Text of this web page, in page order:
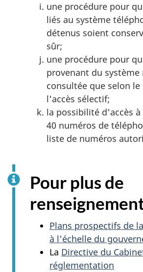
une procédure pour
liés au système
détenus soient
sûr;
une procédure pour
provenant du système
consultée que selon
l'accès sélectif;
la possibilité d'accès
40 numéros de
liste de numéros
Pour plus de
Plans prospectifs de
à l'échelle du
La Directive du
réglementation